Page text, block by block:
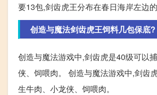
要13包,剑齿虎王分布在春日海岸左边
创造与魔法剑齿虎王饲料几包保底?
创造与魔法游戏中,剑齿虎是40级可以
侠、饲喂肉。 创造与魔法游戏中,剑齿
生牛肉、小龙侠、饲喂肉。